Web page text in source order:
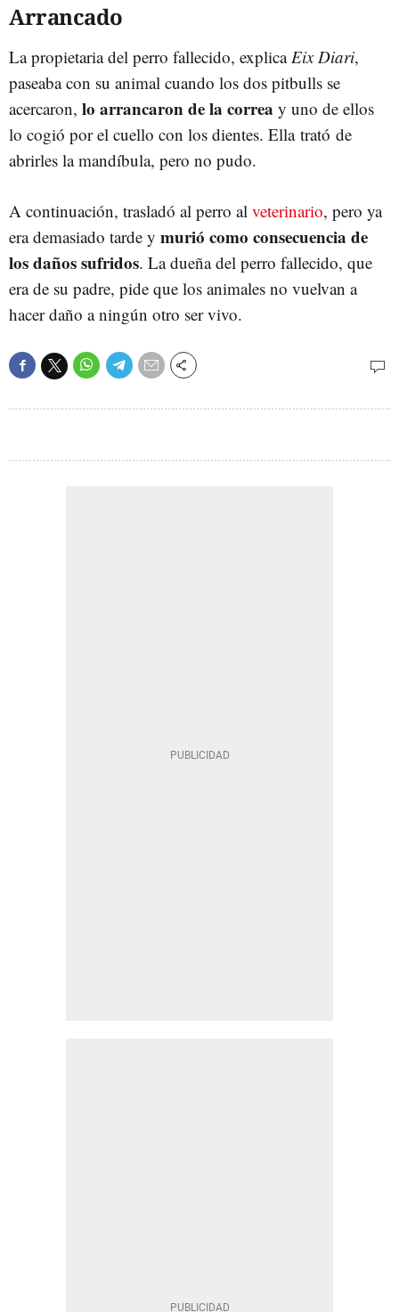
Arrancado
La propietaria del perro fallecido, explicaEix Diari,
paseaba con su animal cuando los dos pitbulls se
acercaron, lo arrancaron de la correa y uno de ellos
lo cogió por el cuello con los dientes. Ella trató de
abrirles la mandíbula, pero no pudo.
A continuación, trasladó al perro al veterinario, pero ya
era demasiado tarde y murió como consecuencia de
los daños sufridos. La dueña del perro fallecido, que
era de su padre, pide que los animales no vuelvan a
hacer daño a ningún otro ser vivo.